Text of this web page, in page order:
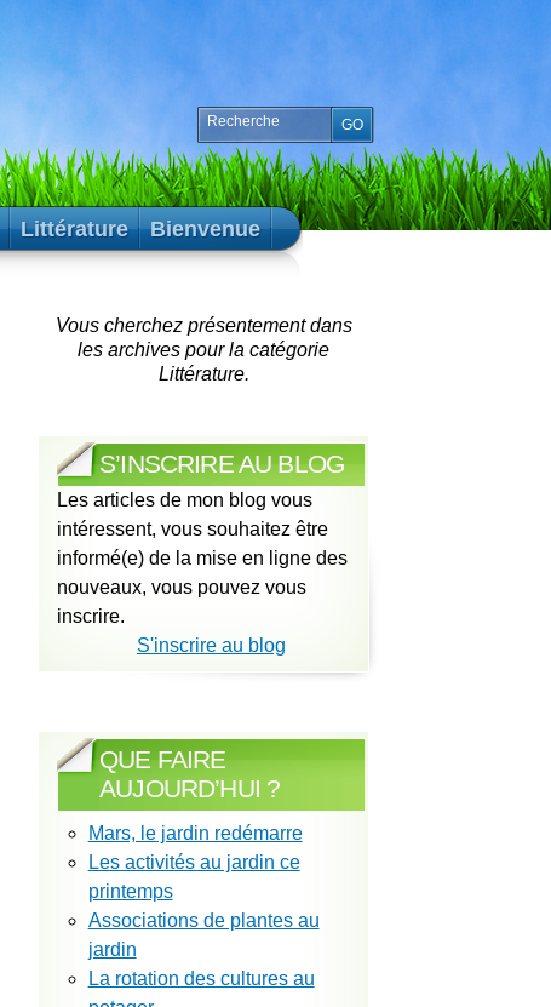
Littérature Bienvenue
Vous cherchez présentement dans
les archives pour la catégorie
Littérature.
S’INSCRIRE AU BLOG
Les articles de mon blog vous
intéressent, vous souhaitez être
informé(e) de la mise en ligne des
nouveaux, vous pouvez vous
inscrire.
S'inscrire au blog
QUE FAIRE
AUJOURD’HUI ?
Mars, le jardin redémarre
Les activités au jardin ce
printemps
Associations de plantes au
jardin
La rotation des cultures au